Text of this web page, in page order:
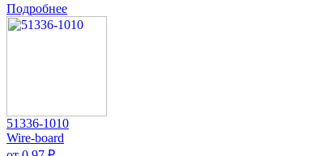
Подробнее
51336-1010
Wire-board